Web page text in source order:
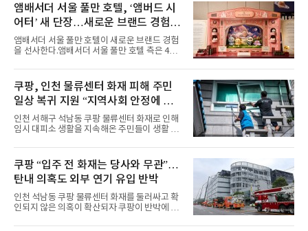
력을 앞세워 매 무대 색다른 볼거리를 선사했다.
특히 화사한 파스텔 톤의 비치웨어부터 청량한
마린룩, 햇살 아래 반짝이는 물결을 연상시키는
스커트, 강렬한 붉은 계열의 스타일링까지 각기
다른 매력을 선보였다. 브브걸은 다채로운 여름
패션을 완벽하게 소화하며 보
앰배서더 서울 풀만 호텔, ‘앰버드 시
어터’ 새 단장…새로운 브랜드 경험 선
사
앰배서더 서울 풀만 호텔이 새로운 브랜드 경험
을 선사한다.앰배서더 서울 풀만 호텔 측은 4일
이야기를 담은 인형 극장 콘셉트의 공간 ‘앰버드
시어터(Ambird Theater)’를 새롭게 선보인
다”고 밝혔다.앰배서더 서울 풀만 호텔은 로비
한편에 마련된 앰버드 존을 통해 앰버드의 세계
관을 소개해왔다. 앰버드 존은 앰버드가 우주여
행 중 수집한 다양한 굿즈를 전시한 '앰버드 플래
닛(Ambird Planet)과 계절별 플라워 연출로 사
라 극장을 모티브로 한 데코레이션으로 구성됐
다. 무대 공간 및 티켓 박스
쿠팡, 인천 물류센터 화재 피해 주민
일상 복귀 지원 “지역사회 안정에 총
력”
인천 서해구 석남동 쿠팡 물류센터 화재로 인해
임시 대피소 생활을 지속해온 주민들이 생활 터
필먼트서비스(CFS)가 지난 28일부터 화재 피해
주민을 대상으로 전문 출장 청소서비스 지원에
나섬으로써 본격적인 지역사회 복구 작업이 시
작된 것이다.대피소 주민 중심 청소 접수, 첫날
부터 2가구 지원 완료CFS는 신현초등학교, 신
현북초등학교, 신현여자중학교 등 인천 서해구
관내 임시 대피소 3곳에서 체류해온 화재 피해
쿠팡 “입주 전 화재는 당사와 무관”…
탄내 의혹도 외부 연기 유입 반박
인천 석남동 쿠팡 물류센터 화재를 둘러싸고 확
인되지 않은 의혹이 확산되자 쿠팡이 반박에 나
에 대해서는 외부 화재 연기 유입이라고 설명했